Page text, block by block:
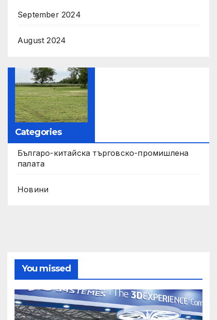
September 2024
August 2024
Categories
Българо-китайска търговско-промишлена
палата
Новини
You missed